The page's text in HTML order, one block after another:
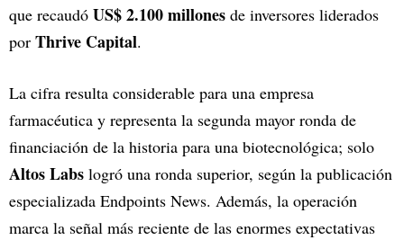
que recaudó US$ 2.100 millones de inversores liderados
por Thrive Capital.
La cifra resulta considerable para una empresa
farmacéutica y representa la segunda mayor ronda de
financiación de la historia para una biotecnológica; solo
Altos Labs logró una ronda superior, según la publicación
especializada Endpoints News. Además, la operación
marca la señal más reciente de las enormes expectativas